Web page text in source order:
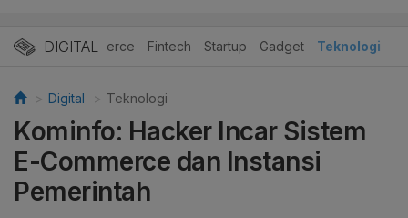
DIGITAL
E-Commerce Fintech Startup Gadget Teknologi
Digital Teknologi
Kominfo: Hacker Incar Sistem
E-Commerce dan Instansi
Pemerintah